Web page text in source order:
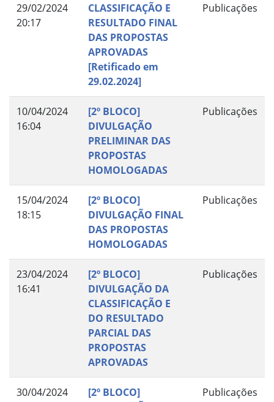
29/02/2024
20:17
CLASSIFICAÇÃO E
RESULTADO FINAL
DAS PROPOSTAS
APROVADAS
[Retificado em
29.02.2024]
Publicações
10/04/2024
16:04
[2º BLOCO]
DIVULGAÇÃO
PRELIMINAR DAS
PROPOSTAS
HOMOLOGADAS
Publicações
15/04/2024
18:15
[2º BLOCO]
DIVULGAÇÃO FINAL
DAS PROPOSTAS
HOMOLOGADAS
Publicações
23/04/2024
16:41
[2º BLOCO]
DIVULGAÇÃO DA
CLASSIFICAÇÃO E
DO RESULTADO
PARCIAL DAS
PROPOSTAS
APROVADAS
Publicações
30/04/2024
[2º BLOCO]
Publicações